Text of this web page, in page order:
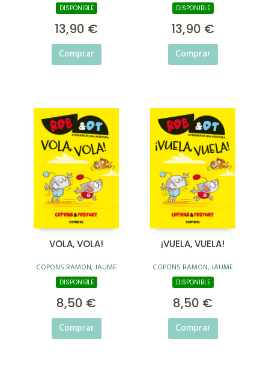
DISPONIBLE
13,90 €
Comprar
DISPONIBLE
13,90 €
Comprar
VOLA, VOLA!
COPONS RAMON, JAUME
DISPONIBLE
8,50 €
Comprar
¡VUELA, VUELA!
COPONS RAMON, JAUME
DISPONIBLE
8,50 €
Comprar